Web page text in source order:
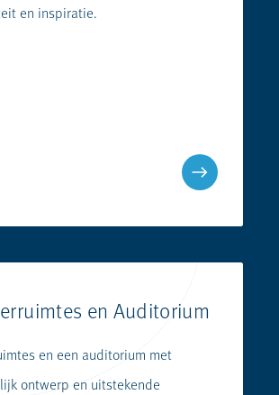
en inspiratie.
en Auditorium
en een auditorium met
ontwerp en uitstekende